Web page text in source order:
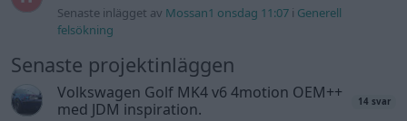
Senaste inlägget av Mossan1 onsdag 11:07 i Generell
felsökning
Senaste projektinläggen
Volkswagen Golf MK4 v6 4motion OEM++
med JDM inspiration.
14 svar